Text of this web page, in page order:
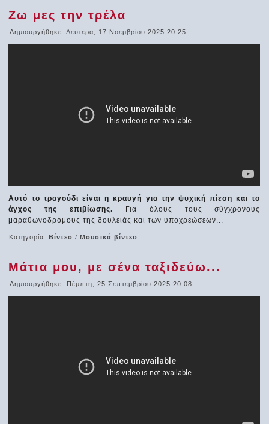
Ζω μες την τρέλα
Δημιουργήθηκε: Δευτέρα, 17 Νοεμβρίου 2025 20:25
Αυτό το τραγούδι είναι η κραυγή για την ψυχική πίεση και το
άγχος της επιβίωσης. Για όλους τους σύγχρονους
μαραθωνοδρόμους της δουλειάς και των υποχρεώσεων...
Κατηγορία:Βίντεο /Μουσικά βίντεο
Μάτια μου, με σένα ταξιδεύω...
Δημιουργήθηκε: Πέμπτη, 25 Σεπτεμβρίου 2025 20:08